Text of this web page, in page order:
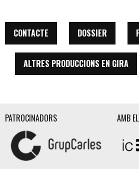
CONTACTE DOSSIER
ALTRES PRODUCCIONS EN GIRA
PATROCINADORS AMB